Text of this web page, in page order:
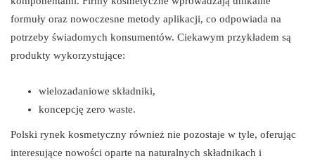
formuły oraz nowoczesne metody aplikacji, co odpowiada na
potrzeby świadomych konsumentów. Ciekawym przykładem są
produkty wykorzystujące:
wielozadaniowe składniki,
koncepcję zero waste.
Polski rynek kosmetyczny również nie pozostaje w tyle, oferując
interesujące nowości oparte na naturalnych składnikach i